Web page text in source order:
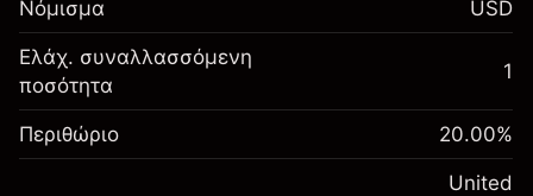
σας
Αναπροσαρμογή
χρηματοδότησης κατά
τη διάρκεια της νύχτας
Χρεώσεις από την πλήρη αξία
της θέσης
%
(-$1.08)
Περιθώριο. Η επένδυσή
σας
Αναπροσαρμογή
-0.000654
Νόμισμα USD
Ελάχ. συναλλασσόμενη
ποσότητα
1
Περιθώριο 20.00%
United